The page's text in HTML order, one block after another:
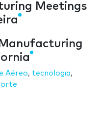
Meetings
Aéreo, tecnologia,